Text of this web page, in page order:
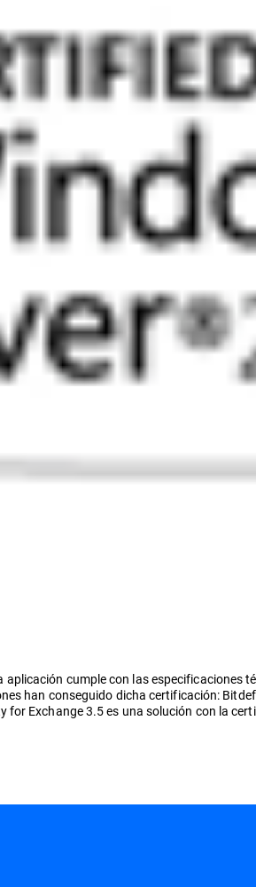
cumple con las
han conseguido dicha certificación:
Exchange 3.5 es una solución con la